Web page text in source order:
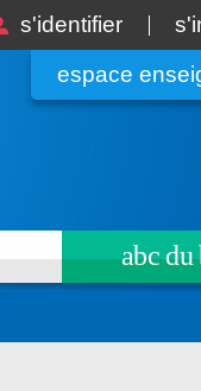
s'identifier
espace
abc du